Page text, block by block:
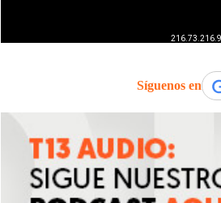
Síguenos en